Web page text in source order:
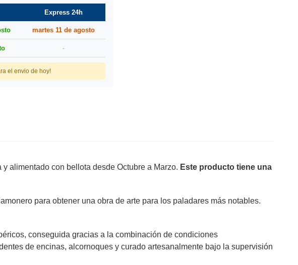
Express 24h
martes 11 de agosto
-
el envio de hoy!
alimentado con bellota desde Octubre a Marzo. Este producto tiene una
para obtener una obra de arte para los paladares más notables.
conseguida gracias a la combinación de condiciones
de encinas, alcornoques y curado artesanalmente bajo la supervisión